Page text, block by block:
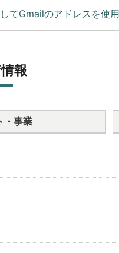
てGmailのアドレスを使
報
・事業